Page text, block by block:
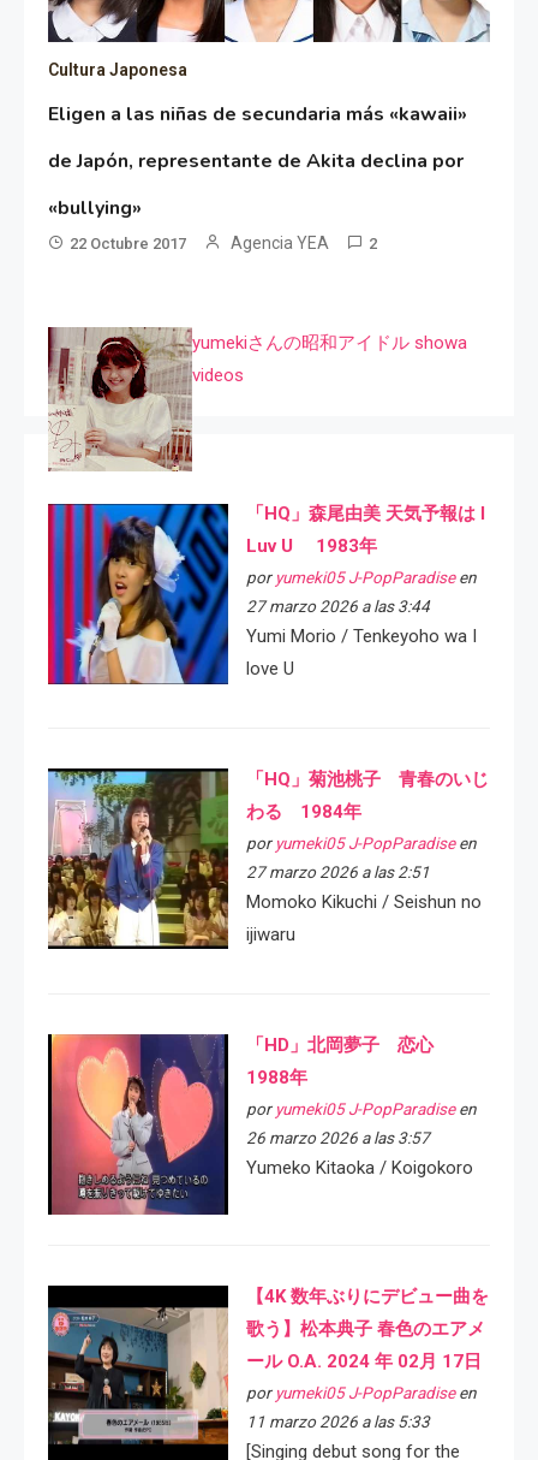
Cultura Japonesa
Eligen a las niñas de secundaria más «kawaii»
de Japón, representante de Akita declina por
«bullying»
22 Octubre 2017 Agencia YEA 2
yumekiさんの昭和アイドル showa
videos
「HQ」森尾由美 天気予報は I
Luv U 1983年
por yumeki05 J-PopParadiseen
27 marzo 2026 a las 3:44
Yumi Morio / Tenkeyoho wa I
love U
「HQ」菊池桃子 青春のいじ
わる 1984年
por yumeki05 J-PopParadiseen
27 marzo 2026 a las 2:51
Momoko Kikuchi / Seishun no
ijiwaru
「HD」北岡夢子 恋心
1988年
por yumeki05 J-PopParadiseen
26 marzo 2026 a las 3:57
Yumeko Kitaoka / Koigokoro
【4K 数年ぶりにデビュー曲を
歌う】松本典子 春色のエアメ
ール O.A. 2024 年 02月 17日
por yumeki05 J-PopParadiseen
11 marzo 2026 a las 5:33
[Singing debut song for the